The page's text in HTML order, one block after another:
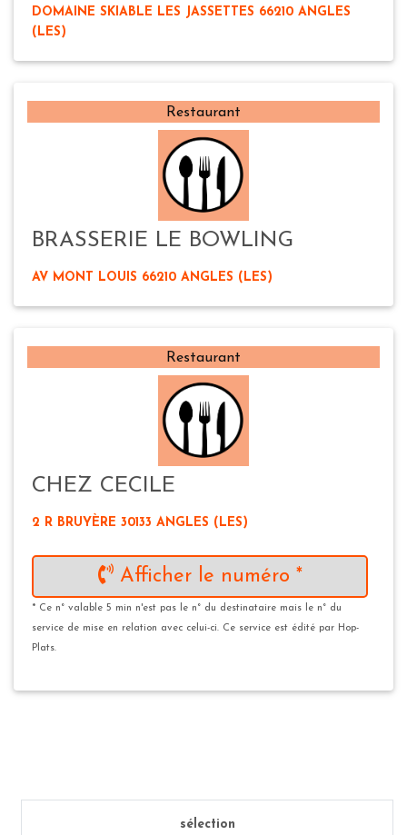
DOMAINE SKIABLE LES JASSETTES 66210 ANGLES
(LES)
Restaurant
BRASSERIE LE BOWLING
AV MONT LOUIS 66210 ANGLES (LES)
Restaurant
CHEZ CECILE
2 R BRUYÈRE 30133 ANGLES (LES)
Afficher le numéro *
* Ce n° valable 5 min n'est pas le n° du destinataire mais le n° du
service de mise en relation avec celui-ci. Ce service est édité par Hop-
Plats.
sélection